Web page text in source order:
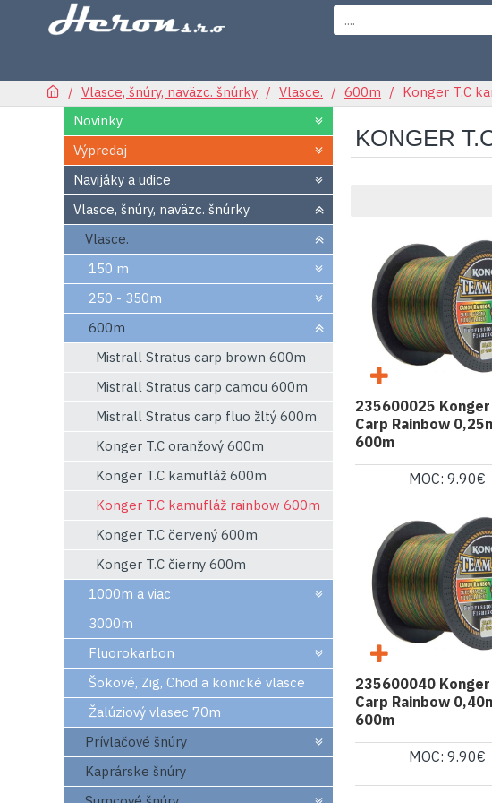
Vlasce, šnúry, naväzc. šnúrky Vlasce. 600m
Konger T.C
Novinky
Výpredaj
Navijáky a udice
Vlasce, šnúry, naväzc. šnúrky
Vlasce.
150 m
250 - 350m
600m
Mistrall Stratus carp brown 600m
Mistrall Stratus carp camou 600m
Mistrall Stratus carp fluo žltý 600m
Konger T.C oranžový 600m
Konger T.C kamufláž 600m
Konger T.C kamufláž rainbow 600m
Konger T.C červený 600m
Konger T.C čierny 600m
1000m a viac
3000m
Fluorokarbon
Šokové, Zig, Chod a konické vlasce
Žalúziový vlasec 70m
Prívlačové šnúry
Kaprárske šnúry
KONGER
235600025 Konger
Carp Rainbow
600m
MOC: 9.90€
235600040 Konger
Carp Rainbow
600m
MOC: 9.90€